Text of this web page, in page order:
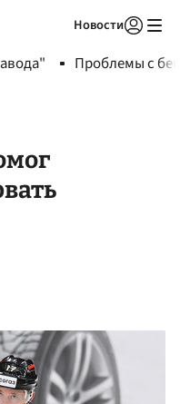
Новости
Проблемы с